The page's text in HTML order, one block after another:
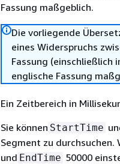
Fassung maßgeblich.
Die vorliegende
eines Widerspruchs
Fassung (einschließlich
englische Fassung
Ein Zeitbereich in
Sie können StartTime
Segment zu durchsuchen.
und EndTime 50000